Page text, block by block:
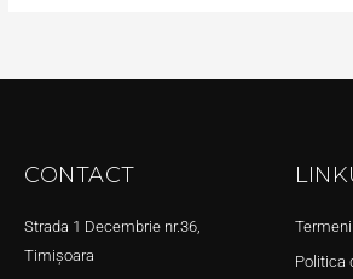
CONTACT
Strada 1 Decembrie nr.36,
Timișoara
Politica